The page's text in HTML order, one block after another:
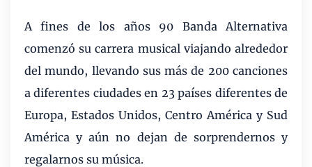
A fines de los años 90 Banda Alternativa
comenzó su carrera musical viajando alrededor
del mundo, llevando sus más de 200 canciones
a diferentes ciudades en 23 países diferentes de
Europa, Estados Unidos, Centro América y Sud
América y aún no dejan de sorprendernos y
regalarnos su música.